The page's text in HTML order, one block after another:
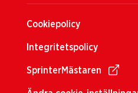
Cookiepolicy
Integritetspolicy
SprinterMästaren